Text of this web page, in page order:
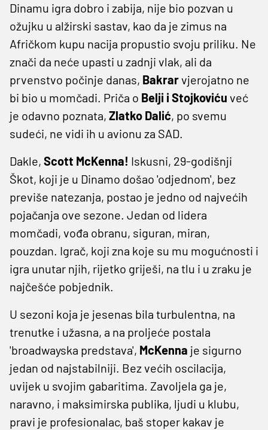
Dinamu igra dobro i zabija, nije bio pozvan u
ožujku u alžirski sastav, kao da je zimus na
Afričkom kupu nacija propustio svoju priliku. Ne
znači da neće upasti u zadnji vlak, ali da
prvenstvo počinje danas, Bakrarvjerojatno ne
bi bio u momčadi. Priča o Belji i Stojkoviću već
je odavno poznata, Zlatko Dalić, po svemu
sudeći, ne vidi ih u avionu za SAD.
Dakle, Scott McKenna! Iskusni, 29-godišnji
Škot, koji je u Dinamo došao 'odjednom', bez
previše natezanja, postao je jedno od najvećih
pojačanja ove sezone. Jedan od lidera
momčadi, vođa obranu, siguran, miran,
pouzdan. Igrač, koji zna koje su mu mogućnosti i
igra unutar njih, rijetko griješi, na tlu i u zraku je
najčešće pobjednik.
U sezoni koja je jesenas bila turbulentna, na
trenutke i užasna, a na proljeće postala
'broadwayska predstava', McKenna je sigurno
jedan od najstabilniji. Bez većih oscilacija,
uvijek u svojim gabaritima. Zavoljela ga je,
naravno, i maksimirska publika, ljudi u klubu,
pravi je profesionalac, baš stoper kakav je